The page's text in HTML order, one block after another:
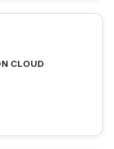
CLOUD